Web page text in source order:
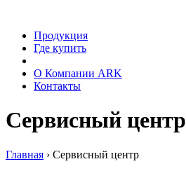
Продукция
Где купить
О Компании ARK
Контакты
Сервисный центр
Главная › Сервисный центр